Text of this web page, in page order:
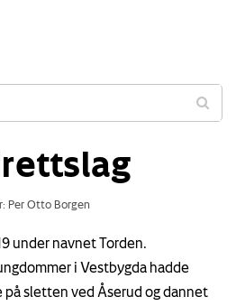
Per Otto Borgen
under navnet Torden.
i Vestbygda hadde
sletten ved Åserud og dannet